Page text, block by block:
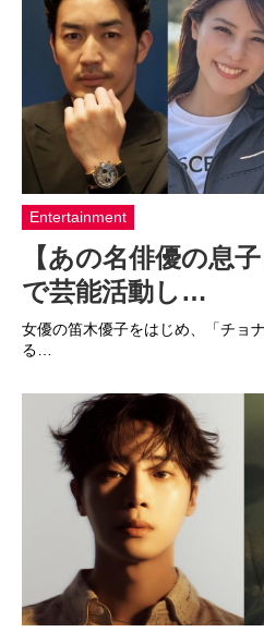
Entertainment
【あの名俳優の息
で芸能活動し…
女優の笛木優子をはじめ、「チョ
る…